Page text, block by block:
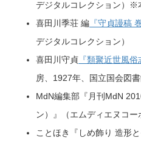
デジタルコレクション）※
喜田川季荘 編 『守貞謾稿
デジタルコレクション）
喜田川守貞 『類聚近世風
房、1927年、国立国会図
MdN編集部『月刊MdN
ン）』（エムディエヌコー
ことほき『しめ飾り 造形